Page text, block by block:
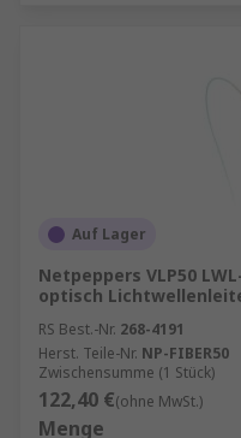
Auf Lager
Netpeppers VLP50
optisch
RS Best.-Nr. 268-4191
Herst. Teile-Nr. NP-FIBER50
Zwischensumme (1 Stück)
122,40 €(ohne MwSt.)
Menge